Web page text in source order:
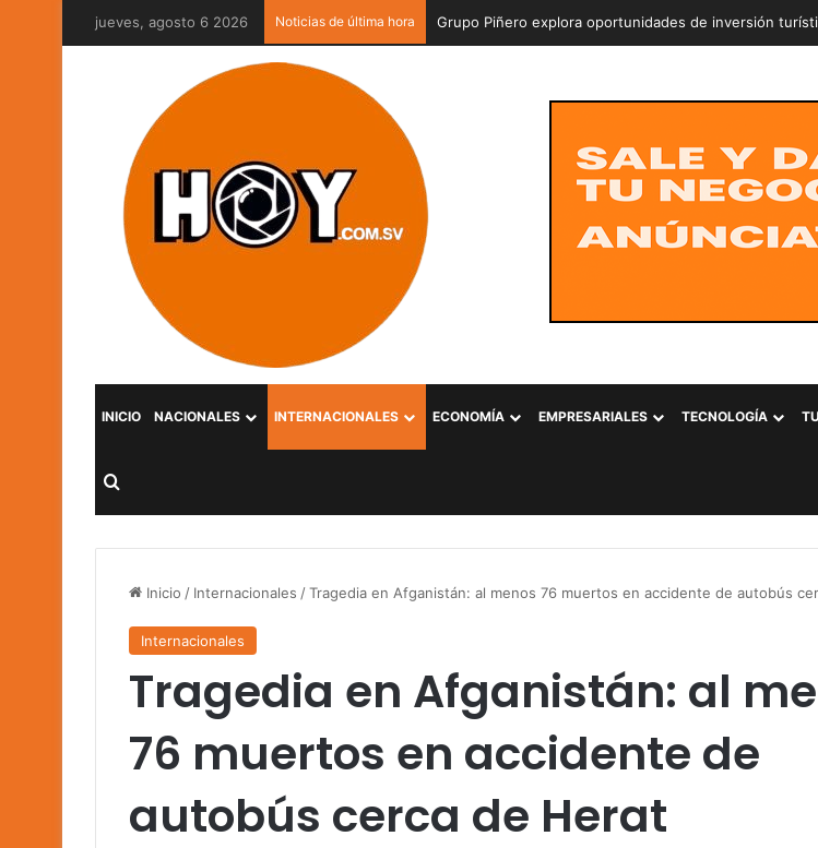
jueves, agosto 6 2026 Noticias de última hora
INICIO NACIONALES INTERNACIONALES ECONOMÍA EMPRESARIALES TECNOLOGÍA
Buscar por
Inicio / Internacionales /Tragedia en Afganistán: al menos 76 muertos en accidente de autobús
Internacionales
Tragedia en Afganistán: al
76 muertos en accidente de
autobús cerca de Herat